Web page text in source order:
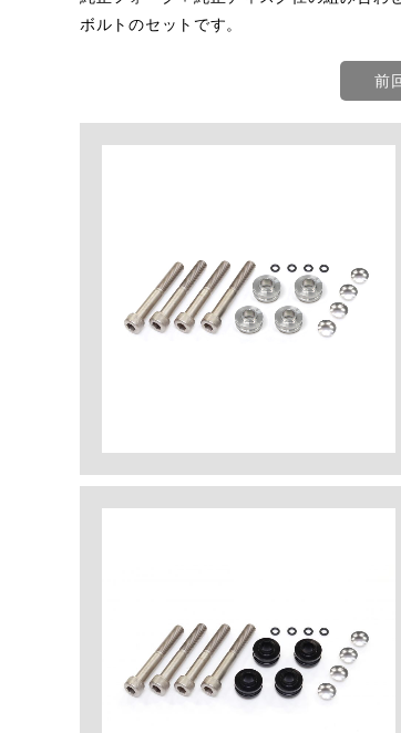
ボルトのセットです。
前